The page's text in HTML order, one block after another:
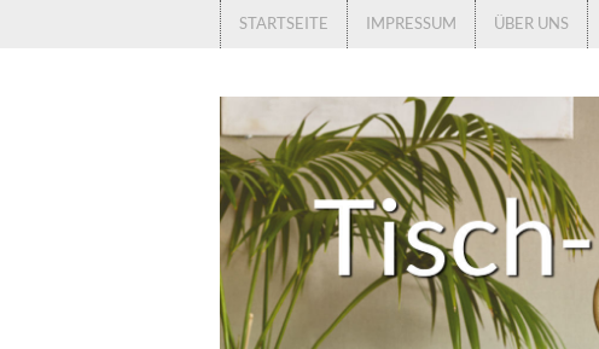
STARTSEITE IMPRESSUM ÜBER UNS